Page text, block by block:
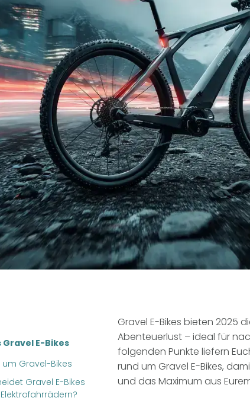
E-Bikes
um Gravel-Bikes
Gravel E-Bikes
Gravel E-Bikes bieten 2025
Abenteuerlust – ideal für
folgenden Punkte liefern
rund um Gravel E-Bikes,
und das Maximum aus